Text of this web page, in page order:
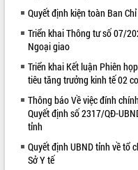
Khám bệnh, cấp phát thuốc miễn
và tặng quà người dân xã Cư Pui
Hội nghị UBND tỉnh Đắk Lắk thường
tháng 7/2026
Lễ truy tặng danh hiệu “Bà Mẹ Việt
Nam Anh hùng” và trao Huân chương
Lao động
UBND tỉnh Đắk Lắk triển khai nhiệm
Kỳ họp thứ Hai, Hội đồng nhân dân
ALBUM ẢNH
Quyết định kiện toàn Ban
Triển khai Thông tư số 07/
Ngoại giao
Triển khai Kết luận Phiên
tiêu tăng trưởng kinh tế 02
Thông báo Về việc đính
Quyết định số 2317/QĐ-
tỉnh
Quyết định UBND tỉnh về tổ
Sở Y tế